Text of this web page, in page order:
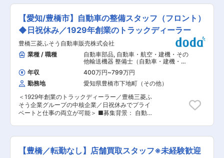
■扱うサービス グループ内で発生する端材を再資
源化し、循環型社会の実現に貢献するリサイクル
加工が主軸です。 ■組織構成 豊橋事業所リサイ
クルグループ（約14名／30代〜40代中心）で構
成。OJTによる丁寧な教育が受けられます。 ■業
務の魅力 廃材の有効活用を通じて環境保全に貢献
できます。機械操作や製造工程を基礎から学び、
未経験でも確実に成長できる点が魅力です。 ■教
育体制 先輩社員によるOJT研修を中心に、実務を
通して丁寧に指導。未経験の方も安心してスター
トできます。 ■就業環境 空調完備、騒音・匂い
対策も整備。年休125日・長期休暇も取得しやす
い環境です。 年に2，3回ほど繁忙期に夜勤が発
です。 ■想定されるキャリアパス 経験を積み重
ねて正社員登用や、現場リーダー職等へのキャリ
工グループの安定基盤のもと、福利厚生・各種手
全担当や生産技術担当の方と連携しながら自社製
品の保全を行っていただきます。 ■具体的な業
務： ・ 設備（スタットボルト溶接・セルフピア
スリベット締結）の顧客問い合せ対応 ・ 設備の
出荷前検査・評価、修理メンテナンス対応 ・ 顧
客訪問して設備の納入設置・修理メンテナンス対
応 ・ 設備の各種マニュアル作成（日本語での作
成及び英語から日本語翻訳） ・ グループ会社へ
の対応（主にメール・資料作成ですが、会議参加
等もあり） ■組織構成：豊橋6名、東京1名 ■研
修体制： 最初の週は全社共通のオリエンテーショ
ンに参加いただき、その後OJTを通して業務を習
得いただきます。 ■魅力： ・大手自動車メーカ
ーの製品開発プロジェクトの一端を担うことがで
きる ・自社のグローバル製品に携わる事により、
海外グループ会社メンバーとのコミュニケーショ
ます。 ・親会社の米国スタンレーブラックアンド
デッカーはS&P500、フォーチュン誌のフォーチ
【愛知/豊橋市】自動車の整備スタッフ（フロント）
◆日祝休み／1929年創業のトラックディーラー
豊橋三菱ふそう自動車販売株式会社
業種 / 職種
自動車部品, 自動車・航空・建機・その
他輸送機器 整備士（自動車・建機・航
空機など）
年収 400万円~799万円
勤務地
愛知県豊橋市下地町（その他）
＜1929年創業のトラックディーラー／豊橋三菱ふ
そう企業グループの中核企業／日祝休みでプライ
ベートと仕事の両立が可能＞ ■募集背景： 自動
伴い、経験豊富な技術者の確保が急務となってい
ます。また、技術の進化に対応するためには継続
的な人材育成が不可欠です。当社では、増加する
【豊橋／転勤なし】店舗買取スタッフ※未経験歓迎